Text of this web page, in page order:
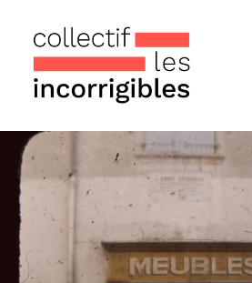
Accueil
Le collectif
Nos actualités
Notre « Incolettre » mensuelle